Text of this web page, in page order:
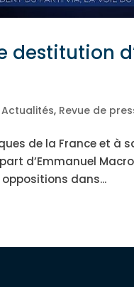
destitution
Actualités, Revue de
de la France et à
d’Emmanuel
dans...